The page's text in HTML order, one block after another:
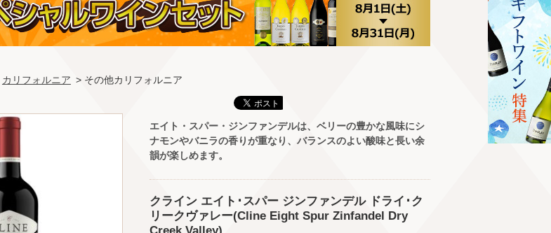
カリフォルニア > その他カリフォルニア
エイト・スパー・ジンファンデルは、ベリーの豊かな風味にシ
ナモンやバニラの香りが重なり、バランスのよい酸味と長い余
韻が楽しめます。
クライン エイト･スパー ジンファンデル ドライ･ク
リークヴァレー(Cline Eight Spur Zinfandel Dry